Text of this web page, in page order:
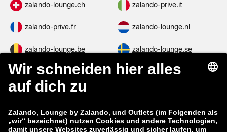
zalando-lounge.ch zalando-prive.it
zalando-prive.fr zalando-lounge.nl
zalando-lounge.be zalando-lounge.se
zalando-lounge.fi zalando-lounge.dk
zalando-lounge.co.uk
zalando-prive.es zalando-lounge.cz